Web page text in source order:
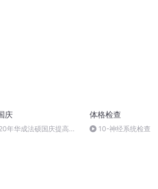
庆
年华成法硕国庆提高班
体格检查
10-神经系统检查